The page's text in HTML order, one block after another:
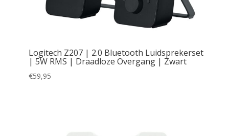
Logitech Z207 | 2.0 Bluetooth Luidsprekerset
| 5W RMS | Draadloze Overgang | Zwart
€59,95